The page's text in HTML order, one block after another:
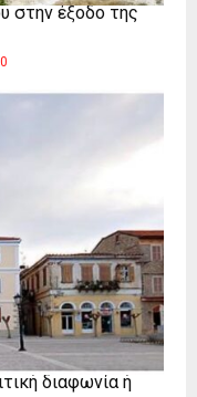
στην έξοδο της
0
διαφωνία ή